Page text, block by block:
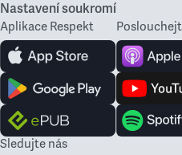
Nastavení soukromí
Aplikace Respekt
Sledujte nás